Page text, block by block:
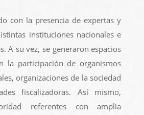
con la presencia de expertas y
instituciones nacionales e
A su vez, se generaron espacios
la participación de organismos
organizaciones de la sociedad
fiscalizadoras. Así mismo,
referentes con amplia